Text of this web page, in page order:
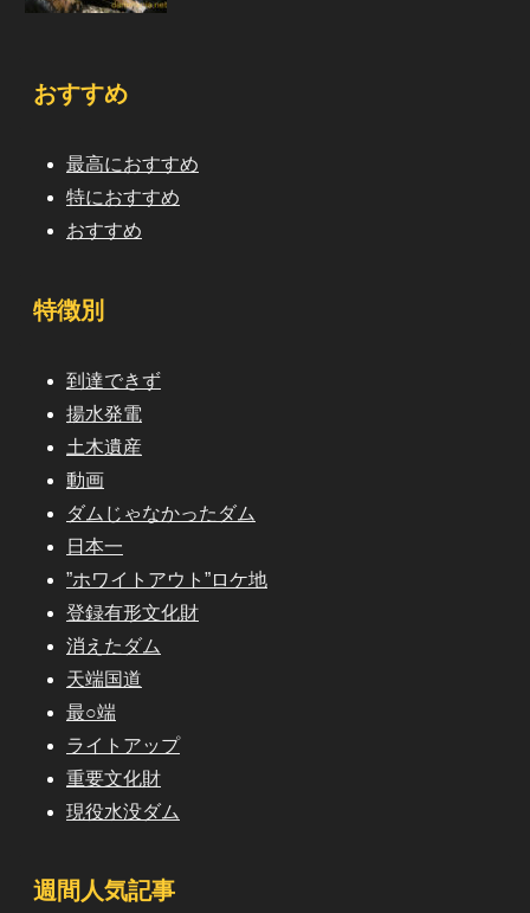
おすすめ
最高におすすめ
特におすすめ
おすすめ
特徴別
到達できず
揚水発電
土木遺産
動画
ダムじゃなかったダム
日本一
”ホワイトアウト”ロケ地
登録有形文化財
消えたダム
天端国道
最○端
ライトアップ
重要文化財
現役水没ダム
週間人気記事